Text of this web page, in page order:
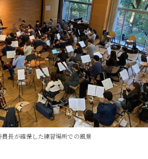
員長が確保した練習場所での風景